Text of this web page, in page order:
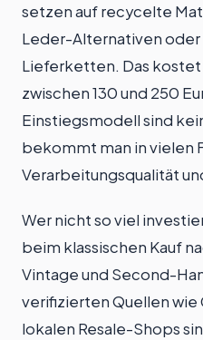
setzen auf recycelte
Leder-Alternativen
Lieferketten. Das kostet
zwischen 130 und 250
Einstiegsmodell sind
bekommt man in vielen
Verarbeitungsqualität
Wer nicht so viel
beim klassischen Kauf
Vintage und Second-
verifizierten Quellen wie
lokalen Resale-Shops